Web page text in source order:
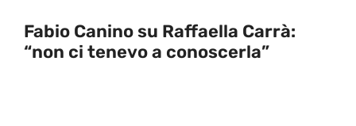
Fabio Canino su Raffaella Carrà:
“non ci tenevo a conoscerla”